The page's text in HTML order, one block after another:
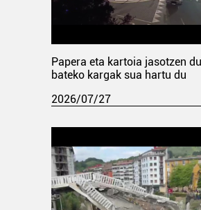
Papera eta kartoia jasotzen
bateko kargak sua hartu du
2026/07/27